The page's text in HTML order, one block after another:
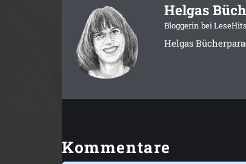
Helgas
Bloggerin bei LeseHits
Helgas
Kommentare